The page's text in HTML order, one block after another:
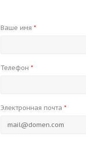
Ваше имя *
Телефон *
Электронная почта *